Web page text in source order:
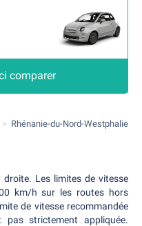
comparer
Rhénanie-du-Nord-Westphalie
Les limites de vitesse
km/h sur les routes hors
de vitesse recommandée
strictement appliquée.